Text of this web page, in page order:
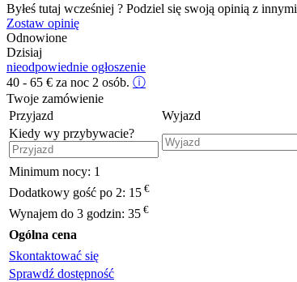
Byłeś tutaj wcześniej ? Podziel się swoją opinią z innymi
Zostaw opinię
Odnowione
Dzisiaj
nieodpowiednie ogłoszenie
40 - 65 € za noc 2 osób. ⓘ
Twoje zamówienie
Przyjazd
Wyjazd
Kiedy wy przybywacie?
Minimum nocy: 1
Dodatkowy gość po 2: 15 €
Wynajem do 3 godzin: 35 €
Ogólna cena
Skontaktować się
Sprawdź dostępność